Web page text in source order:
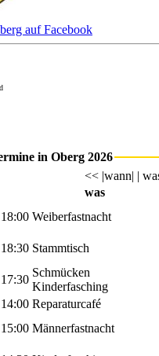
auf Facebook
in Oberg 2026
<< |wann| |
was
18:00 Weiberfastnacht
18:30 Stammtisch
17:30
Schmücken
Kinderfasching
14:00 Reparaturcafé
15:00 Männerfastnacht